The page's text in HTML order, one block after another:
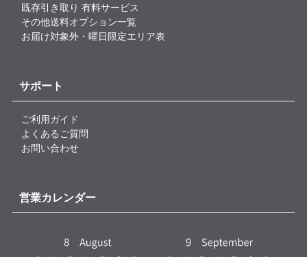
既存引き取り 有料サービス
その他送料オプション一覧
お届け対象外・曜日限定エリア表
サポート
ご利用ガイド
よくあるご質問
お問い合わせ
営業カレンダー